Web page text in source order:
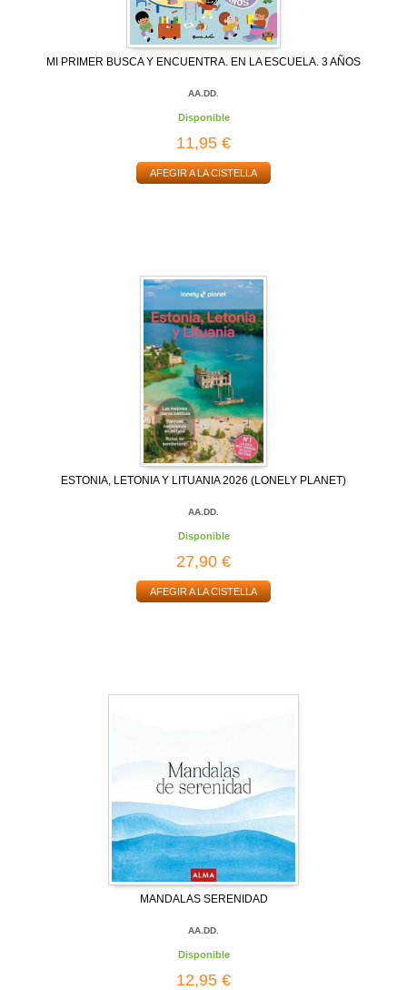
MI PRIMER BUSCA Y ENCUENTRA. EN LA ESCUELA. 3 AÑOS
AA.DD.
Disponible
11,95 €
AFEGIR A LA CISTELLA
ESTONIA, LETONIA Y LITUANIA 2026 (LONELY PLANET)
AA.DD.
Disponible
27,90 €
AFEGIR A LA CISTELLA
MANDALAS SERENIDAD
AA.DD.
Disponible
12,95 €